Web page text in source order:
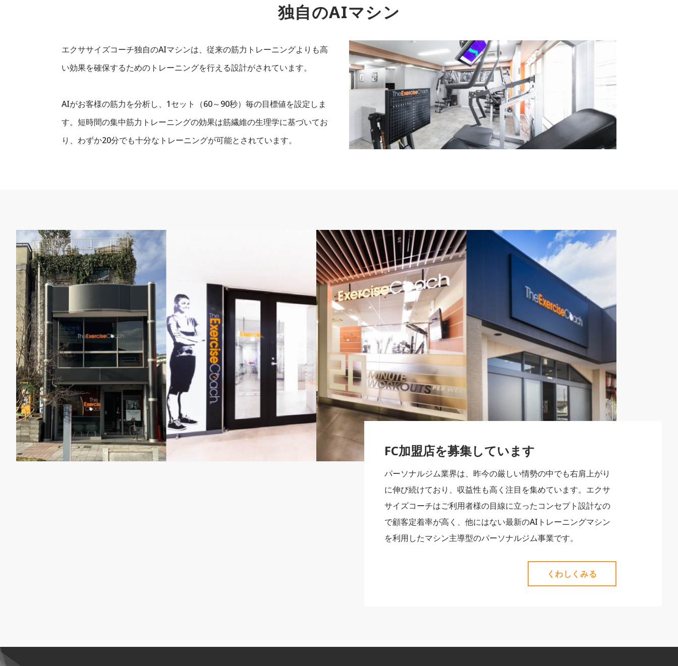
独自のAIマシン
エクササイズコーチ独自のAIマシンは、従来の筋力トレーニングよりも高
い効果を確保するためのトレーニングを行える設計がされています。
AIがお客様の筋力を分析し、1セット（60～90秒）毎の目標値を設定しま
す。短時間の集中筋力トレーニングの効果は筋繊維の生理学に基づいてお
り、わずか20分でも十分なトレーニングが可能とされています。
FC加盟店を募集しています
パーソナルジム業界は、昨今の厳しい情勢の中でも右肩上がり
に伸び続けており、収益性も高く注目を集めています。エクサ
サイズコーチはご利用者様の目線に立ったコンセプト設計なの
で顧客定着率が高く、他にはない最新のAIトレーニングマシン
を利用したマシン主導型のパーソナルジム事業です。
くわしくみる